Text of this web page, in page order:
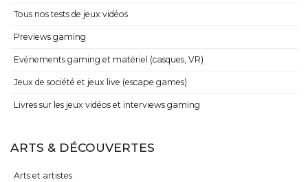
Tous nos tests de jeux vidéos
Previews gaming
Evénements gaming et matériel (casques, VR)
Jeux de société et jeux live (escape games)
Livres sur les jeux vidéos et interviews gaming
ARTS & DÉCOUVERTES
Arts et artistes